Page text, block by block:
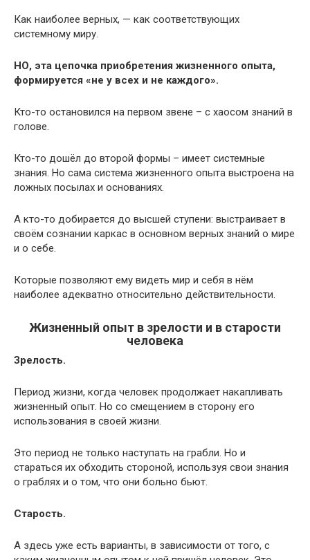
Как наиболее верных, — как соответствующих
системному миру.
НО, эта цепочка приобретения жизненного опыта,
формируется «не у всех и не каждого».
Кто-то остановился на первом звене – с хаосом знаний в
голове.
Кто-то дошёл до второй формы – имеет системные
знания. Но сама система жизненного опыта выстроена на
ложных посылах и основаниях.
А кто-то добирается до высшей ступени: выстраивает в
своём сознании каркас в основном верных знаний о мире
и о себе.
Которые позволяют ему видеть мир и себя в нём
наиболее адекватно относительно действительности.
Жизненный опыт в зрелости и в старости
человека
Зрелость.
Период жизни, когда человек продолжает накапливать
жизненный опыт. Но со смещением в сторону его
использования в своей жизни.
Это период не только наступать на грабли. Но и
стараться их обходить стороной, используя свои знания
о граблях и о том, что они больно бьют.
Старость.
А здесь уже есть варианты, в зависимости от того, с